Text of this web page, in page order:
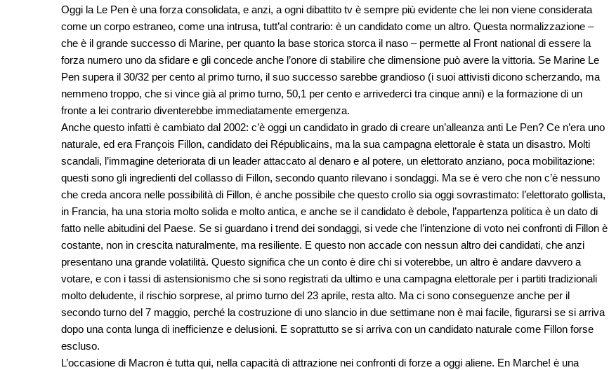
Oggi la Le Pen è una forza consolidata, e anzi, a ogni dibattito tv è sempre più evidente che lei non viene considerata
come un corpo estraneo, come una intrusa, tutt’al contrario: è un candidato come un altro. Questa normalizzazione –
che è il grande successo di Marine, per quanto la base storica storca il naso – permette al Front national di essere la
forza numero uno da sfidare e gli concede anche l’onore di stabilire che dimensione può avere la vittoria. Se Marine Le
Pen supera il 30/32 per cento al primo turno, il suo successo sarebbe grandioso (i suoi attivisti dicono scherzando, ma
nemmeno troppo, che si vince già al primo turno, 50,1 per cento e arrivederci tra cinque anni) e la formazione di un
fronte a lei contrario diventerebbe immediatamente emergenza.
Anche questo infatti è cambiato dal 2002: c’è oggi un candidato in grado di creare un’alleanza anti Le Pen? Ce n’era uno
naturale, ed era François Fillon, candidato dei Républicains, ma la sua campagna elettorale è stata un disastro. Molti
scandali, l’immagine deteriorata di un leader attaccato al denaro e al potere, un elettorato anziano, poca mobilitazione:
questi sono gli ingredienti del collasso di Fillon, secondo quanto rilevano i sondaggi. Ma se è vero che non c’è nessuno
che creda ancora nelle possibilità di Fillon, è anche possibile che questo crollo sia oggi sovrastimato: l’elettorato gollista,
in Francia, ha una storia molto solida e molto antica, e anche se il candidato è debole, l’appartenza politica è un dato di
fatto nelle abitudini del Paese. Se si guardano i trend dei sondaggi, si vede che l’intenzione di voto nei confronti di Fillon è
costante, non in crescita naturalmente, ma resiliente. E questo non accade con nessun altro dei candidati, che anzi
presentano una grande volatilità. Questo significa che un conto è dire chi si voterebbe, un altro è andare davvero a
votare, e con i tassi di astensionismo che si sono registrati da ultimo e una campagna elettorale per i partiti tradizionali
molto deludente, il rischio sorprese, al primo turno del 23 aprile, resta alto. Ma ci sono conseguenze anche per il
secondo turno del 7 maggio, perché la costruzione di uno slancio in due settimane non è mai facile, figurarsi se si arriva
dopo una conta lunga di inefficienze e delusioni. E soprattutto se si arriva con un candidato naturale come Fillon forse
escluso.
L’occasione di Macron è tutta qui, nella capacità di attrazione nei confronti di forze a oggi aliene. En Marche! è una